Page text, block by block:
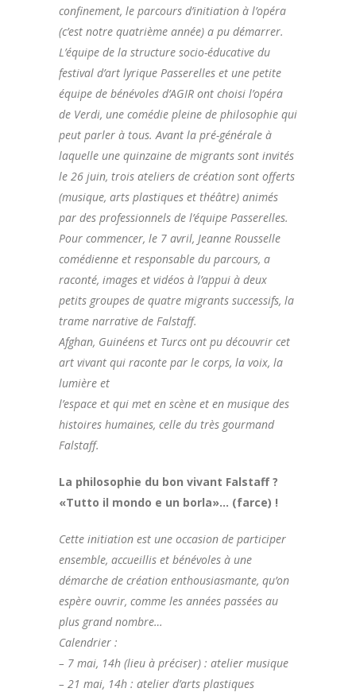
confinement, le parcours d’initiation à l’opéra
(c’est notre quatrième année) a pu démarrer.
L’équipe de la structure socio-éducative du
festival d’art lyrique Passerelles et une petite
équipe de bénévoles d’AGIR ont choisi l’opéra
de Verdi, une comédie pleine de philosophie qui
peut parler à tous. Avant la pré-générale à
laquelle une quinzaine de migrants sont invités
le 26 juin, trois ateliers de création sont offerts
(musique, arts plastiques et théâtre) animés
par des professionnels de l’équipe Passerelles.
Pour commencer, le 7 avril, Jeanne Rousselle
comédienne et responsable du parcours, a
raconté, images et vidéos à l’appui à deux
petits groupes de quatre migrants successifs, la
trame narrative de Falstaff.
Afghan, Guinéens et Turcs ont pu découvrir cet
art vivant qui raconte par le corps, la voix, la
lumière et
l’espace et qui met en scène et en musique des
histoires humaines, celle du très gourmand
Falstaff.
La philosophie du bon vivant Falstaff ?
«Tutto il mondo e un borla»… (farce) !
Cette initiation est une occasion de participer
ensemble, accueillis et bénévoles à une
démarche de création enthousiasmante, qu’on
espère ouvrir, comme les années passées au
plus grand nombre…
Calendrier :
– 7 mai, 14h (lieu à préciser) : atelier musique
– 21 mai, 14h : atelier d’arts plastiques